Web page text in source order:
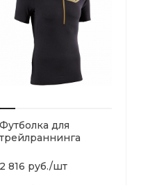
Футболка для
трейлраннинга
Cloud Blue Jay Basics
2 816 руб./шт